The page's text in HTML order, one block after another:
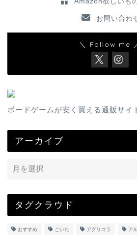
お問い合わ
＼ Follow me
ボードゲームが安く買える通販サイ
アーカイブ
タグクラウド
おすすめ ごいた アグリコラ ア